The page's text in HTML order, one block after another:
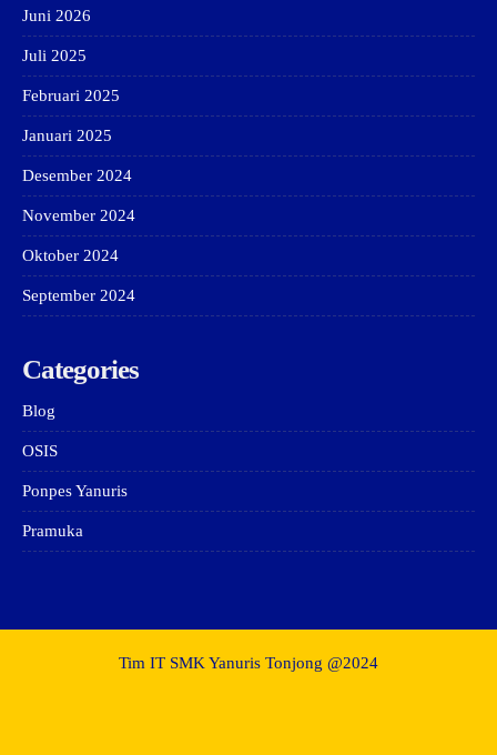
Juni 2026
Juli 2025
Februari 2025
Januari 2025
Desember 2024
November 2024
Oktober 2024
September 2024
Categories
Blog
OSIS
Ponpes Yanuris
Pramuka
Tim IT SMK Yanuris Tonjong @2024